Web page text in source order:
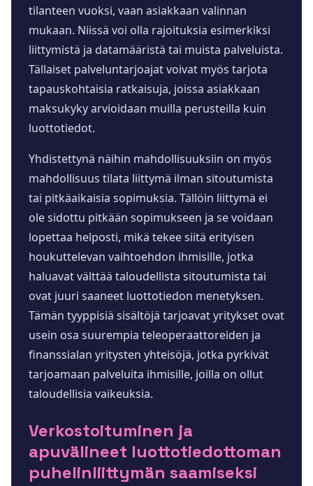
tilanteen vuoksi, vaan asiakkaan valinnan
mukaan. Niissä voi olla rajoituksia esimerkiksi
liittymistä ja datamääristä tai muista palveluista.
Tällaiset palveluntarjoajat voivat myös tarjota
tapauskohtaisia ratkaisuja, joissa asiakkaan
maksukyky arvioidaan muilla perusteilla kuin
luottotiedot.
Yhdistettynä näihin mahdollisuuksiin on myös
mahdollisuus tilata liittymä ilman sitoutumista
tai pitkäaikaisia sopimuksia. Tällöin liittymä ei
ole sidottu pitkään sopimukseen ja se voidaan
lopettaa helposti, mikä tekee siitä erityisen
houkuttelevan vaihtoehdon ihmisille, jotka
haluavat välttää taloudellista sitoutumista tai
ovat juuri saaneet luottotiedon menetyksen.
Tämän tyyppisiä sisältöjä tarjoavat yritykset ovat
usein osa suurempia teleoperaattoreiden ja
finanssialan yritysten yhteisöjä, jotka pyrkivät
tarjoamaan palveluita ihmisille, joilla on ollut
taloudellisia vaikeuksia.
Verkostoituminen ja
apuvälineet luottotiedottoman
puhelinliittymän saamiseksi